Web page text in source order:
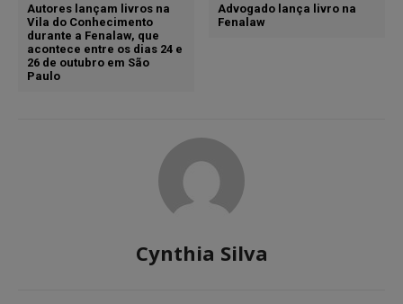
Autores lançam livros na
Vila do Conhecimento
durante a Fenalaw, que
acontece entre os dias 24 e
26 de outubro em São
Paulo
Advogado lança livro na
Fenalaw
Cynthia Silva